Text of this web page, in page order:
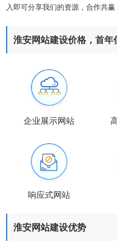
入即可分享我们的资源，合作共赢
淮安网站建设价格，首
企业展示网站
响应式网站
淮安网站建设优势